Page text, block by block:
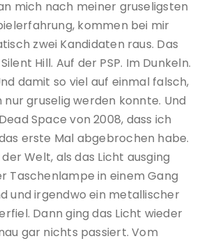
mich nach meiner gruseligsten
kommen bei mir
zwei Kandidaten raus. Das
Hill. Auf der PSP. Im Dunkeln.
damit so viel auf einmal falsch,
gruselig werden konnte. Und
Space von 2008, dass ich
erste Mal abgebrochen habe.
Welt, als das Licht ausging
Taschenlampe in einem Gang
und irgendwo ein metallischer
Dann ging das Licht wieder
gar nichts passiert. Vom